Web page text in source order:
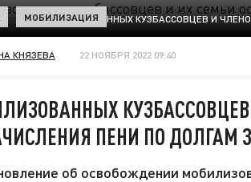
МОБИЛИЗОВАННЫХ КУЗБАССОВЦЕВ И
МОБИЛИЗАЦИЯ
КНЯЗЕВА 22 НОЯБРЯ 2022 09:40
ПЕНИ ПО ДОЛГАМ
об освобождении